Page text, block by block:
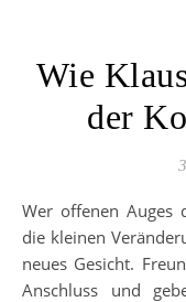
Wie
der
Wer offenen Auges durch Linden geht, merkt manchmal
die kleinen
neues Gesicht.
Anschluss und